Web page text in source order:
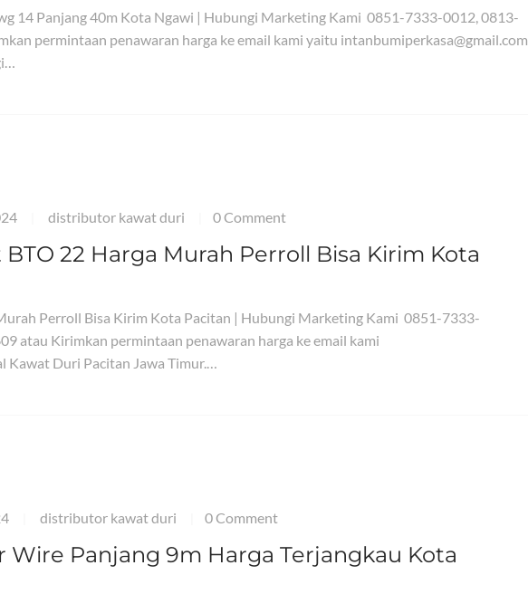
14 Panjang 40m Kota Ngawi | Hubungi Marketing Kami 0851-7333-0012, 0813-
permintaan penawaran harga ke email kami yaitu intanbumiperkasa@gmail.com
distributor kawat duri 0 Comment
22 Harga Murah Perroll Bisa Kirim Kota
Perroll Bisa Kirim Kota Pacitan | Hubungi Marketing Kami 0851-7333-
atau Kirimkan permintaan penawaran harga ke email kami
Kawat Duri Pacitan Jawa Timur.…
distributor kawat duri 0 Comment
Wire Panjang 9m Harga Terjangkau Kota